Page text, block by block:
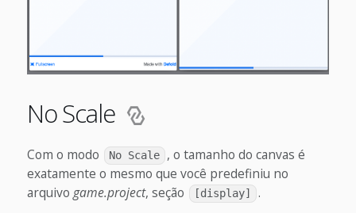
No Scale
Com o modo No Scale
, o tamanho do canvas é
exatamente o mesmo que você predefiniu no
arquivogame.project, seção [display] .